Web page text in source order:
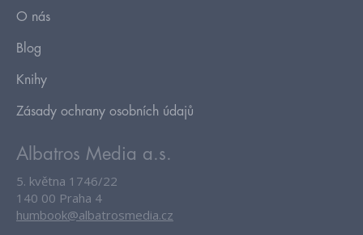
O nás
Blog
Knihy
Zásady ochrany osobních údajů
Albatros Media a.s.
5. května 1746/22
140 00 Praha 4
humbook@albatrosmedia.cz